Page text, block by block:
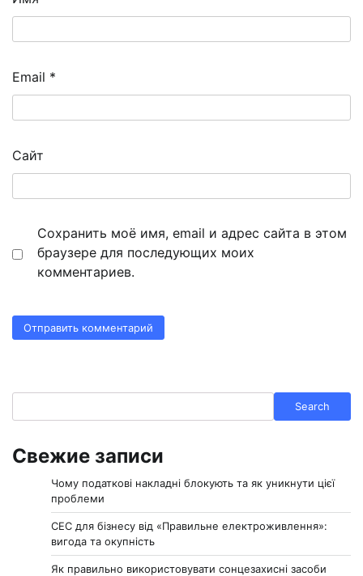
Email *
Сайт
Сохранить моё имя, email и адрес сайта в этом
браузере для последующих моих
комментариев.
Search
Свежие записи
Чому податкові накладні блокують та як уникнути цієї
проблеми
СЕС для бізнесу від «Правильне електроживлення»:
вигода та окупність
Як правильно використовувати сонцезахисні засоби